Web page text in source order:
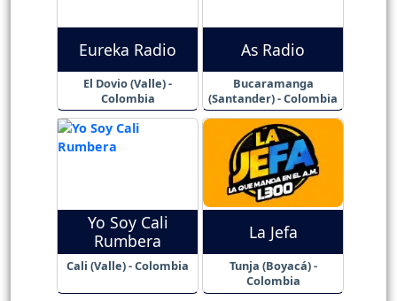
Eureka Radio
El Dovio (Valle) -
Colombia
As Radio
Bucaramanga
(Santander) - Colombia
Yo Soy Cali
Rumbera
Cali (Valle) - Colombia
La Jefa
Tunja (Boyacá) -
Colombia